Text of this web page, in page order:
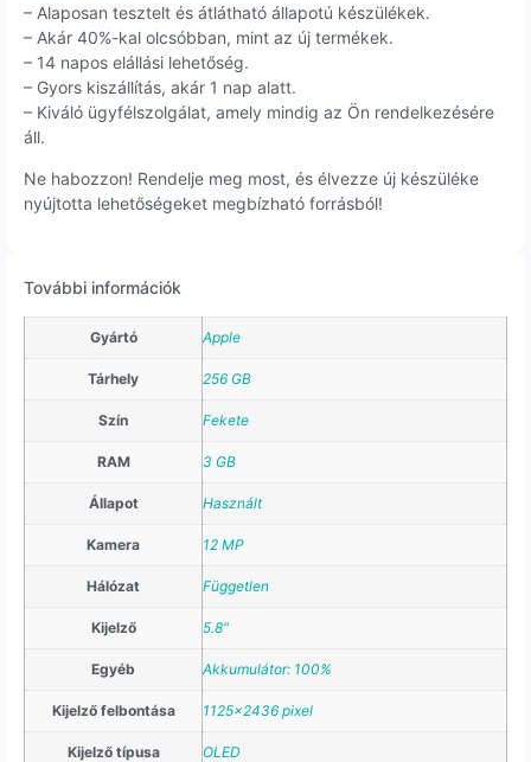
– Alaposan tesztelt és átlátható állapotú készülékek.
– Akár 40%-kal olcsóbban, mint az új termékek.
– 14 napos elállási lehetőség.
– Gyors kiszállítás, akár 1 nap alatt.
– Kiváló ügyfélszolgálat, amely mindig az Ön rendelkezésére
áll.
Ne habozzon! Rendelje meg most, és élvezze új készüléke
nyújtotta lehetőségeket megbízható forrásból!
További információk
Gyártó Apple
Tárhely 256 GB
Szín Fekete
RAM 3 GB
Állapot Használt
Kamera 12 MP
Hálózat Független
Kijelző 5.8"
Egyéb Akkumulátor: 100%
Kijelző felbontása 1125×2436 pixel
Kijelző típusa OLED